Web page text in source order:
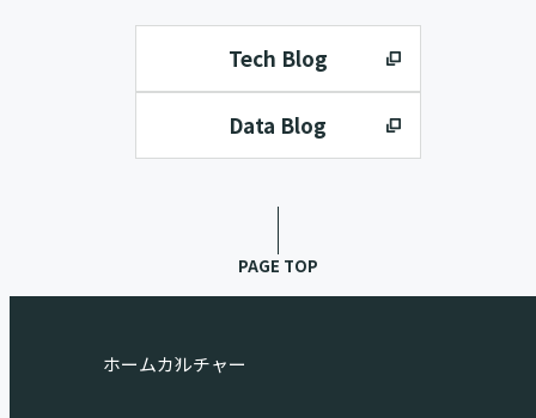
Tech Blog
Data Blog
PAGE TOP
ホームカルチャー